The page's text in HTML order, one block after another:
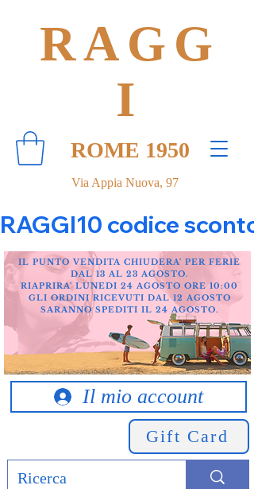
Via Appia Nuova, 97
RAGG
I
ROME 1950
RAGGI10 codice
Il mio account
Gift Card
IL PUNTO VENDITA CHIUDERA' PER FERIE
DAL 13 AL 23 AGOSTO.
RIAPRIRA' LUNEDI 24 AGOSTO ORE 10:00
GLI ORDINI RICEVUTI DAL 12 AGOSTO
SARANNO SPEDITI IL 24 AGOSTO.